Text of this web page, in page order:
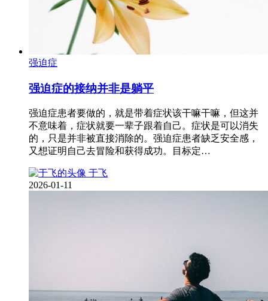
强迫症
强迫症的接纳并非是躺平
强迫症患者要做的，就是带着症状该干嘛干嘛，但这并
不意味着，症状就要一辈子跟着自己。症状是可以消失
的，只是并非被直接消除的。强迫症患者缺乏安全感，
又想证明自己去冒险和获得成功。目标定…
于飞
2026-01-11